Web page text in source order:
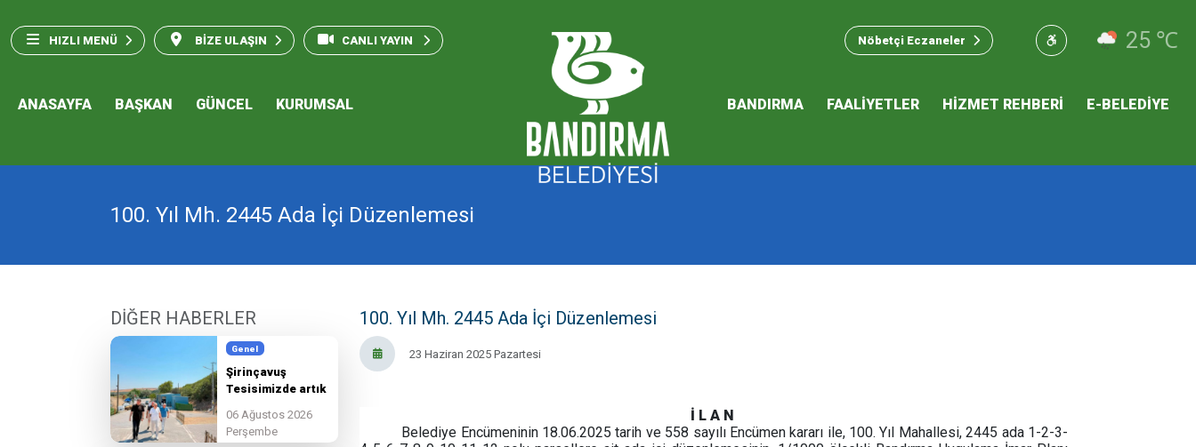
HIZLI MENÜ BİZE ULAŞIN CANLI YAYIN Nöbetçi Eczaneler 25 ℃
ANASAYFA BAŞKAN GÜNCEL KURUMSAL
2026 Performans Programı
BANDIRMA FAALİYETLER HİZMET REHBERİ E-BELEDİYE
100. Yıl Mh. 2445 Ada İçi Düzenlemesi
DİĞER HABERLER
Genel
Şirinçavuş
Tesisimizde artık
tamamlıyoruz
06 Ağustos 2026
Perşembe
100. Yıl Mh. 2445 Ada İçi Düzenlemesi
23 Haziran 2025 Pazartesi
İ L A N
Belediye Encümeninin 18.06.2025 tarih ve 558 sayılı Encümen kararı ile, 100. Yıl Mahallesi, 2445 ada 1-2-3-